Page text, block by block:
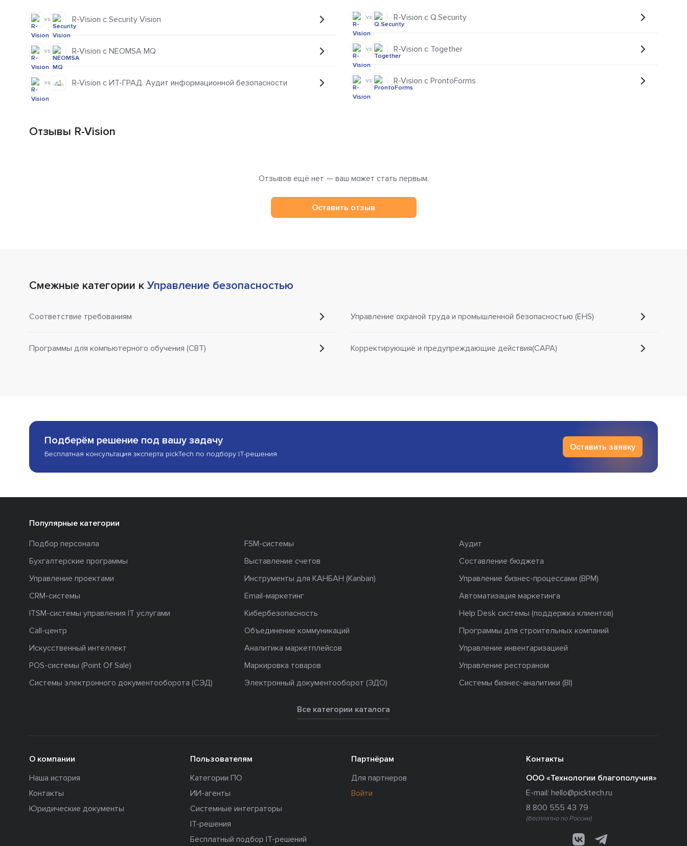
vs R-Vision с Security Vision
vs R-Vision с NEOMSA MQ
vs R-Vision с ИТ-ГРАД. Аудит информационной безопасности
vs R-Vision с Q.Security
vs R-Vision с Together
vs R-Vision с ProntoForms
Отзывы R-Vision
Отзывов ещё нет — ваш может стать первым.
Оставить отзыв
Смежные категории к Управление безопасностью
Соответствие требованиям
Программы для компьютерного обучения (CBT)
Управление охраной труда и промышленной безопасностью (EHS)
Корректирующие и предупреждающие действия(CAPA)
Подберём решение под вашу задачу
Бесплатная консультация эксперта pickTech по подбору IT-решения
Оставить заявку
Популярные категории
Подбор персонала
FSM-системы
Аудит
Бухгалтерские программы
Выставление счетов
Составление бюджета
Управление проектами
Инструменты для КАНБАН (Kanban)
Управление бизнес-процессами (BPM)
CRM-системы
Email-маркетинг
Автоматизация маркетинга
ITSM-системы управления IT услугами
Кибербезопасность
Help Desk системы (поддержка клиентов)
Call-центр
Объединение коммуникаций
Программы для строительных компаний
Искусственный интеллект
Аналитика маркетплейсов
Управление инвентаризацией
POS-системы (Point Of Sale)
Маркировка товаров
Управление рестораном
Системы электронного документооборота (СЭД)
Электронный документооборот (ЭДО) Системы бизнес-аналитики (BI)
Все категории каталога
О компании
Наша история
Контакты
Юридические документы
Пользователям
Категории ПО
ИИ-агенты
Системные интеграторы
IT-решения
Бесплатный подбор IT-решений
Партнёрам
Для партнеров
Войти
Контакты
ООО «Технологии благополучия»
E-mail: hello@picktech.ru
8 800 555 43 79
(бесплатно по России)